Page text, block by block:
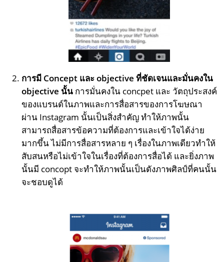
การมี Concept และ objective ที่ชัดเจนและมั่นคงใน
objective นั้น การมั่นคงใน concpet และ วัตถุประสงค์
ของแบรนด์ในภาพและการสื่อสารของการโฆษณา
ผ่าน Instagram นั้นเป็นสิ่งสำคัญ ทำให้ภาพนั้น
สามารถสื่อสารข้อความที่ต้องการและเข้าใจได้ง่าย
มากขึ้น ไม่มีการสื่อสารหลาย ๆ เรื่องในภาพเดียวทำให้
สับสนหรือไม่เข้าใจในเรื่องที่ต้องการสื่อได้ และยิ่งภาพ
นั้นมี concopt จะทำให้ภาพนั้นเป็นดังภาพศิลป์ที่คนนั้น
จะชอบดูได้